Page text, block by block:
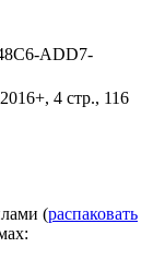
ADD7-
4 стр., 116
(распаковать